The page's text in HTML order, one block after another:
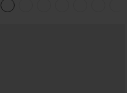
poches